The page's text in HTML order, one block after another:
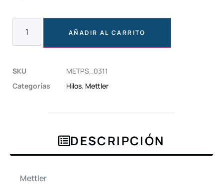
AÑADIR AL CARRITO
SKU
METPS_0311
Categorías
Hilos, Mettler
DESCRIPCIÓN
Mettler